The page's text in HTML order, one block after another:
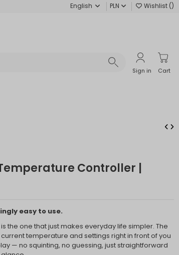
English PLN Wishlist ()
Sign in Cart
Temperature Controller |
easy to use.
the one that just makes everyday life simpler. The
current temperature and settings right in front of you
— no squinting, no guessing, just straightforward